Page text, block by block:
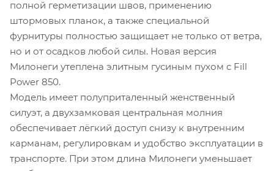
полной герметизации швов, применению
штормовых планок, а также специальной
фурнитуры полностью защищает не только от ветра,
но и от осадков любой силы. Новая версия
Милонеги утеплена элитным гусиным пухом с Fill
Power 850.
Модель имеет полуприталенный женственный
силуэт, а двухзамковая центральная молния
обеспечивает лёгкий доступ снизу к внутренним
карманам, регулировкам и удобство эксплуатации в
транспорте. При этом длина Милонеги уменьшает